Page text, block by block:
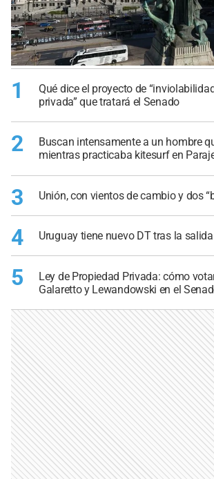
1
Qué dice el proyecto de
privada” que tratará el Senado
2
Buscan intensamente a un hombre
mientras practicaba kitesurf en
3 Unión, con vientos de cambio y dos
4 Uruguay tiene nuevo DT tras la
5
Ley de Propiedad Privada: cómo
Galaretto y Lewandowski en el